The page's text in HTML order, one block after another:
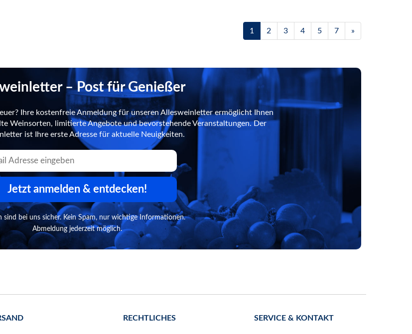
1 2 3 4 5 7 »
– Post für Genießer
Ihre kostenfreie Anmeldung für unseren Allesweinletter ermöglicht Ihnen
Weinsorten, limitierte Angebote und bevorstehende Veranstaltungen. Der
ist Ihre erste Adresse für aktuelle Neuigkeiten.
Jetzt anmelden & entdecken!
sind bei uns sicher. Kein Spam, nur wichtige Informationen.
Abmeldung jederzeit möglich.
RECHTLICHES SERVICE & KONTAKT